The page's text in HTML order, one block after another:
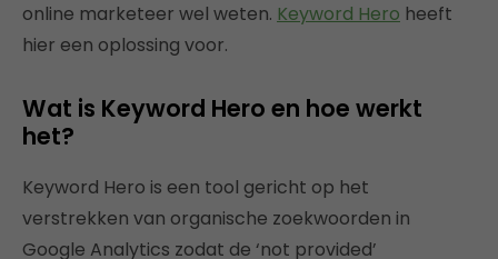
online marketeer wel weten. Keyword Hero heeft
hier een oplossing voor.
Wat is Keyword Hero en hoe werkt
het?
Keyword Hero is een tool gericht op het
verstrekken van organische zoekwoorden in
Google Analytics zodat de ‘not provided’